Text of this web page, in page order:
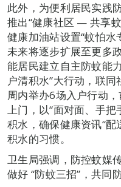
此外，为便利居民实践
推出“健康社区 — 共享
健康加油站设置“蚊怕水
未来将逐步扩展至更多
能居民建立自主防蚊能
户清积水”大行动，联
周内举办6场入户行动
上门，以“面对面、手
积水，确保健康资讯“
积水的习惯。
卫生局强调，防控蚊媒
做好 “防蚊三招”，共同